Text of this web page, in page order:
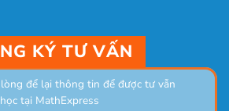
KÝ TƯ VẤN
để lại thông tin để được tư vẫn
tại MathExpress